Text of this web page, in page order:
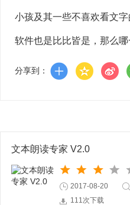
小孩及其一些不喜欢看文
软件也是比比皆是，那么
分享到：
文本朗读专家 V2.0
2017-08-20
111次下载